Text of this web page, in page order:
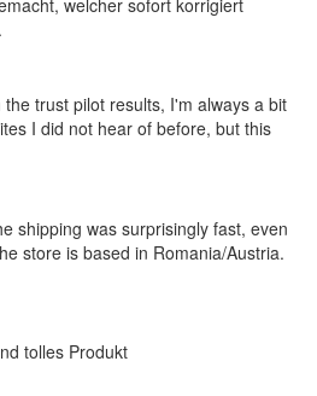
welcher sofort korrigiert
trust pilot results, I'm always a bit
I did not hear of before, but this
shipping was surprisingly fast, even
store is based in Romania/Austria.
tolles Produkt